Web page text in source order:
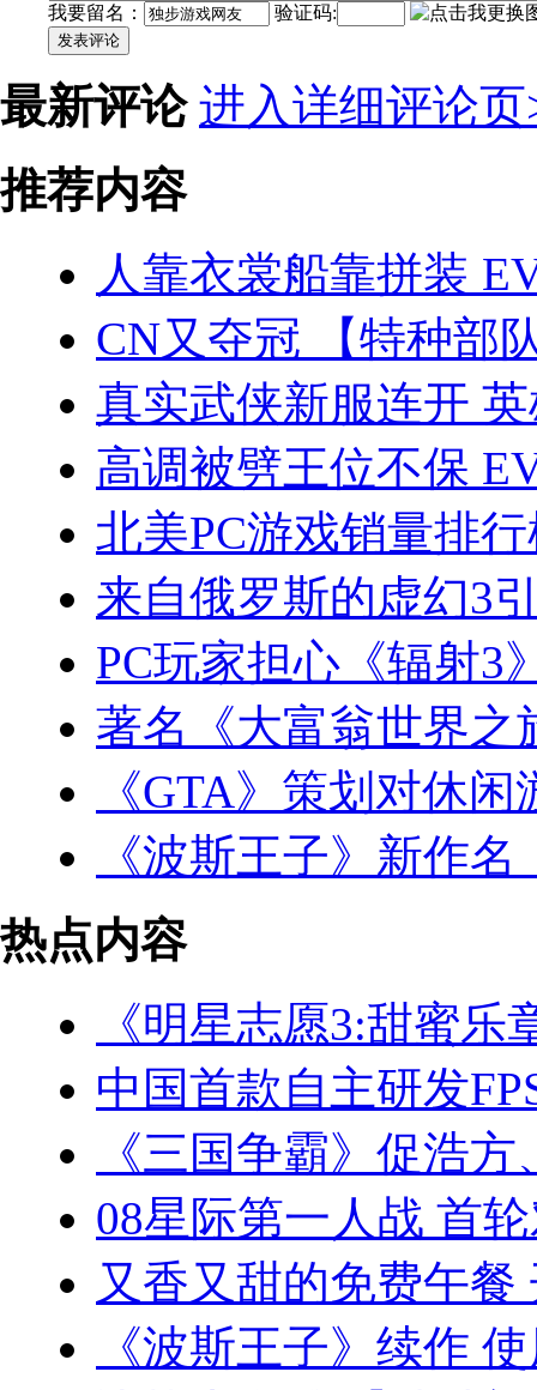
我要留名： 验证码:
发表评论
最新评论 进入详细评论页
推荐内容
人靠衣裳船靠拼装
CN又夺冠 【特种部
真实武侠新服连开
高调被劈王位不保
北美PC游戏销量排
来自俄罗斯的虚幻3
PC玩家担心《辐射3
著名《大富翁世界之
《GTA》策划对休
《波斯王子》新作
热点内容
《明星志愿3:甜蜜乐
中国首款自主研发
《三国争霸》促浩
08星际第一人战 首
又香又甜的免费午餐
《波斯王子》续作